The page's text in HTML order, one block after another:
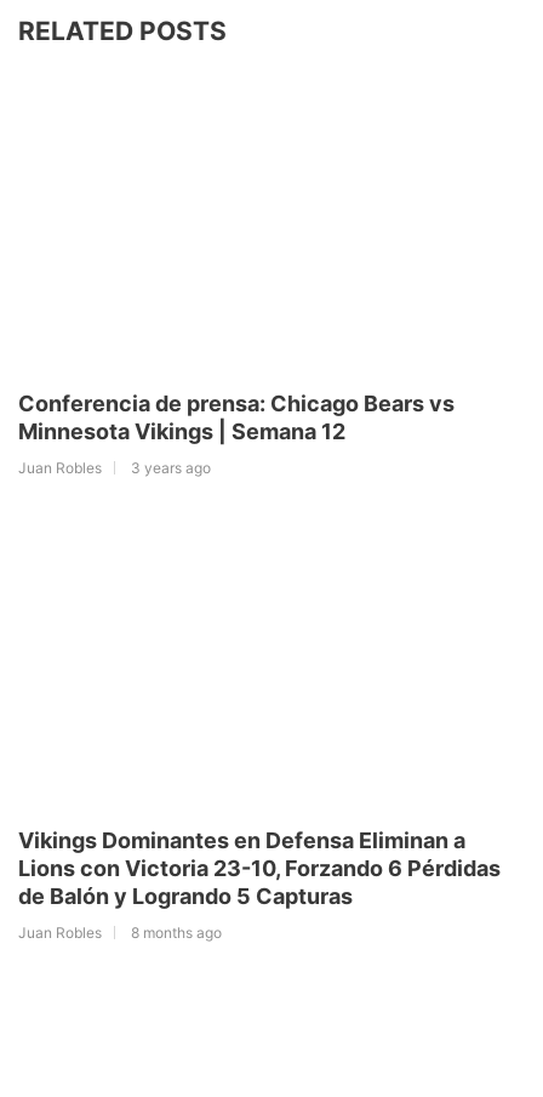
RELATED POSTS
Conferencia de prensa: Chicago Bears vs
Minnesota Vikings | Semana 12
Juan Robles 3 years ago
Vikings Dominantes en Defensa Eliminan a
Lions con Victoria 23-10, Forzando 6 Pérdidas
de Balón y Logrando 5 Capturas
Juan Robles 8 months ago